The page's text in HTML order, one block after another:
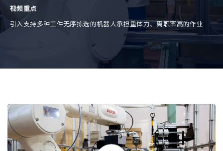
视频重点
引入支持多种工件无序拣选的机器人承担重体力、离职率高的作业